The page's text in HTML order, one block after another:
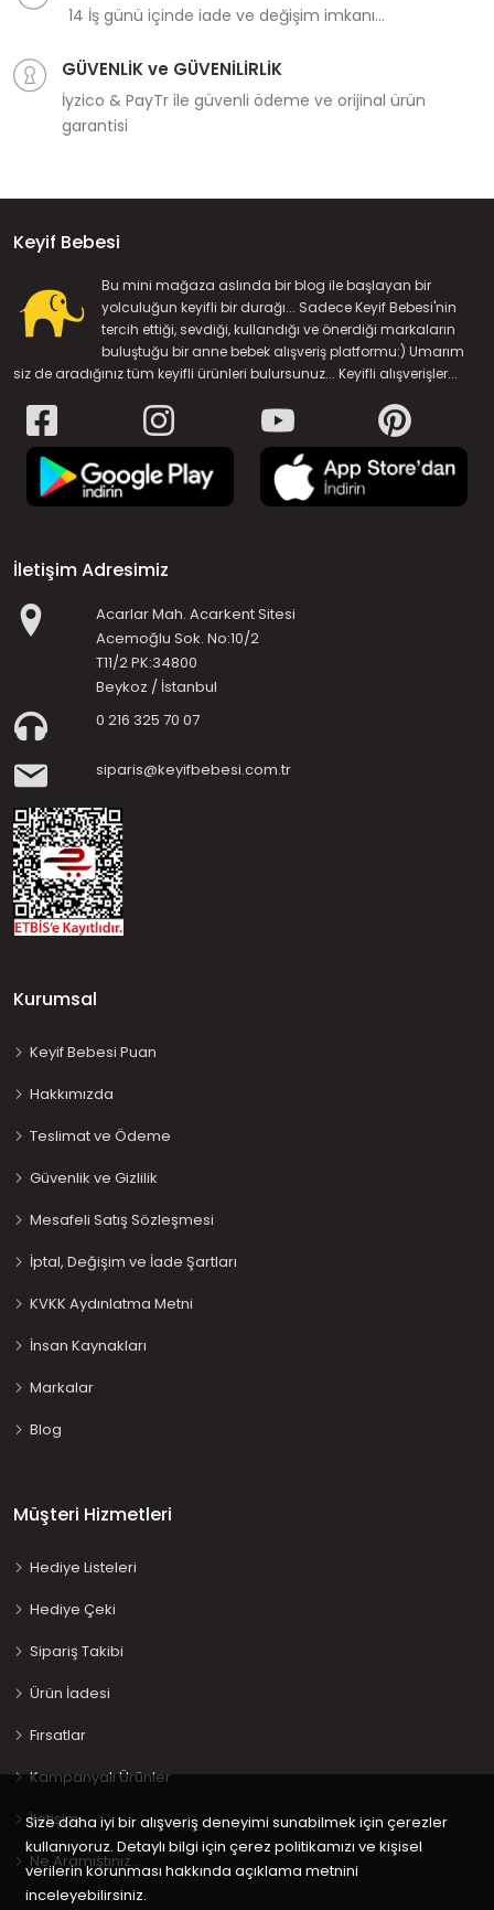
14 İş günü içinde iade ve değişim imkanı...
GÜVENLİK ve GÜVENİLİRLİK
İyzico & PayTr ile güvenli ödeme ve orijinal ürün
garantisi
Keyif Bebesi
Bu mini mağaza aslında bir blog ile başlayan bir
yolculuğun keyifli bir durağı... Sadece Keyif Bebesi'nin
tercih ettiği, sevdiği, kullandığı ve önerdiği markaların
buluştuğu bir anne bebek alışveriş platformu:) Umarım
siz de aradığınız tüm keyifli ürünleri bulursunuz... Keyifli alışverişler...
İletişim Adresimiz
Acarlar Mah. Acarkent Sitesi
Acemoğlu Sok. No:10/2
T11/2 PK:34800
Beykoz / İstanbul
0 216 325 70 07
siparis@keyifbebesi.com.tr
Kurumsal
Keyif Bebesi Puan
Hakkımızda
Teslimat ve Ödeme
Güvenlik ve Gizlilik
Mesafeli Satış Sözleşmesi
İptal, Değişim ve İade Şartları
KVKK Aydınlatma Metni
İnsan Kaynakları
Markalar
Blog
Müşteri Hizmetleri
Hediye Listeleri
Hediye Çeki
Sipariş Takibi
Ürün İadesi
Fırsatlar
Kampanyalı Ürünler
İletişim
Ne Aramıştınız…
Size daha iyi bir alışveriş deneyimi sunabilmek için çerezler
kullanıyoruz. Detaylı bilgi için çerez politikamızı ve kişisel
verilerin korunması hakkında açıklama metnini
inceleyebilirsiniz.